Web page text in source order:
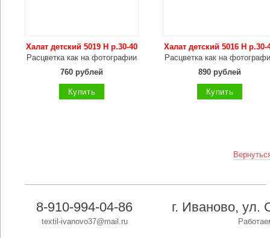
Халат детский 5019 Н р.30-40
Расцветка как на фотографии
760 рублей
Купить
Халат детский 5016 Н р.30-
Расцветка как на
890 рублей
Купить
8-910-994-04-86
textil-ivanovo37@mail.ru
г. Иваново, ул.